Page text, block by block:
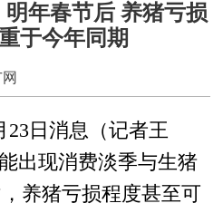
年春节后 养猪亏损
于今年同期
日消息（记者王
出现消费淡季与生猪
养猪亏损程度甚至可